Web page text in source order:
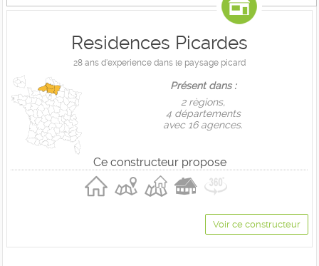
Residences Picardes
28 ans d'experience dans le paysage picard
Présent dans :
2 règions,
4 départements
avec 16 agences.
Ce constructeur propose
Voir ce constructeur